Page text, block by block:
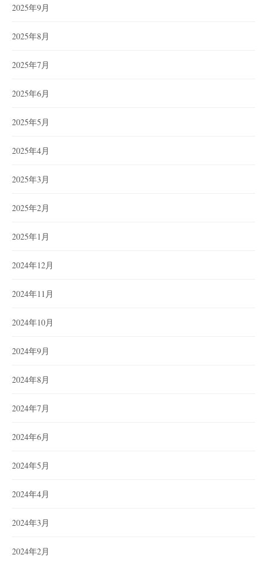
2025年9月
2025年8月
2025年7月
2025年6月
2025年5月
2025年4月
2025年3月
2025年2月
2025年1月
2024年12月
2024年11月
2024年10月
2024年9月
2024年8月
2024年7月
2024年6月
2024年5月
2024年4月
2024年3月
2024年2月